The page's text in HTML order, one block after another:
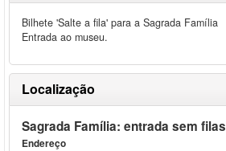
Bilhete 'Salte a fila' para a Sagrada Família
Entrada ao museu.
Localização
Sagrada Família: entrada sem filas
Endereço